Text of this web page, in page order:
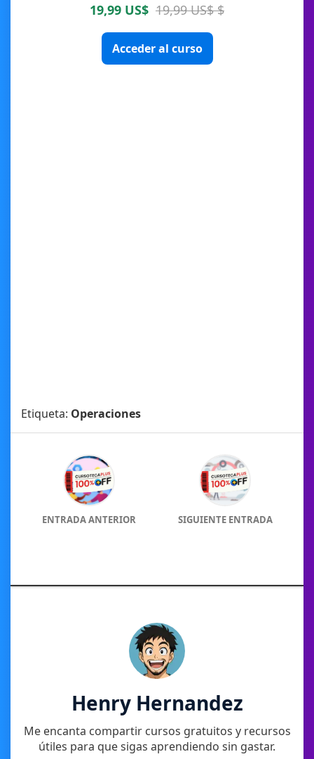
19,99 US$ 19,99 US$ $
Acceder al curso
Etiqueta: Operaciones
ENTRADA ANTERIOR SIGUIENTE ENTRADA
Henry Hernandez
Me encanta compartir cursos gratuitos y recursos
útiles para que sigas aprendiendo sin gastar.